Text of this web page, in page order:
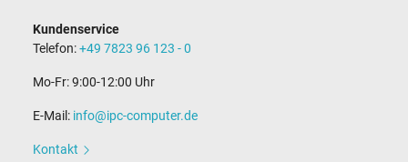
Kundenservice
Telefon:+49 7823 96 123 - 0
Mo-Fr: 9:00-12:00 Uhr
E-Mail: info@ipc-computer.de
Kontakt